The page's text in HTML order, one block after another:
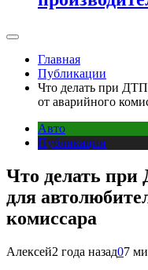
Главная
Публикации
Что делать при
от аварийного
Авто
Публикации
Что делать
для
комиссара
Алексей2 года назад07